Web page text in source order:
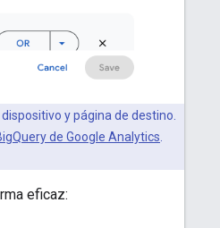
y página de destino.
de Google Analytics.
eficaz: